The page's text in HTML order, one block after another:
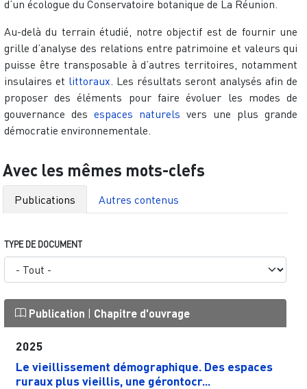
d’un écologue du Conservatoire botanique de La Réunion.
Au-delà du terrain étudié, notre objectif est de fournir une
grille d’analyse des relations entre patrimoine et valeurs qui
puisse être transposable à d’autres territoires, notamment
insulaires et littoraux . Les résultats seront analysés afin de
proposer des éléments pour faire évoluer les modes de
gouvernance des espaces naturels vers une plus grande
démocratie environnementale.
Avec les mêmes mots-clefs
Publications Autres contenus
TYPE DE DOCUMENT
Publication | Chapitre d'ouvrage
2025
Le vieillissement démographique. Des espaces
ruraux plus vieillis, une gérontocr...